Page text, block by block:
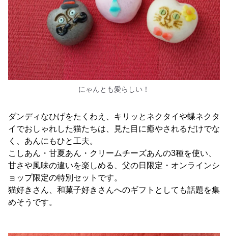
にゃんとも愛らしい！
ダンディなひげをたくわえ、キリッとネクタイや蝶ネクタ
イでおしゃれした猫たちは、見た目に癒やされるだけでな
く、あんにもひと工夫。
こしあん・甘夏あん・クリームチーズあんの3種を使い、
甘さや風味の違いを楽しめる、父の日限定・オンラインシ
ョップ限定の特別セットです。
猫好きさん、和菓子好きさんへのギフトとしても話題を集
めそうです。